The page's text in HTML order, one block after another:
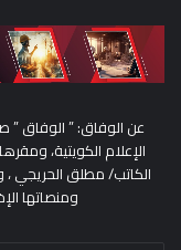
عن الوفاق: ” الوفاق ”
الإعلام الكويتية،
ومنصاتها